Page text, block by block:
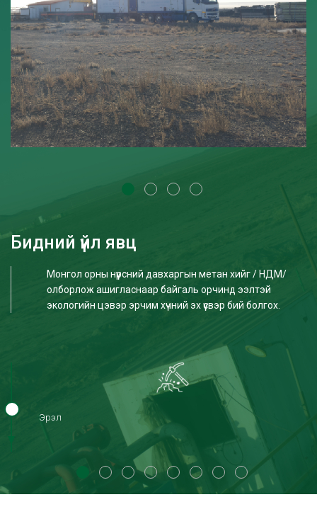
Бидний үйл явц
Монгол орны нүүрсний давхаргын метан хийг / НДМ/
олборлож ашигласнаар байгаль орчинд ээлтэй
экологийн цэвэр эрчим хүчний эх үүсвэр бий болгох.
Эрэл